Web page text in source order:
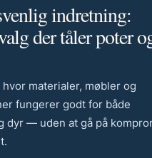
indretning:
der tåler poter
hvor materialer, møbler og
fungerer godt for både
dyr — uden at gå på